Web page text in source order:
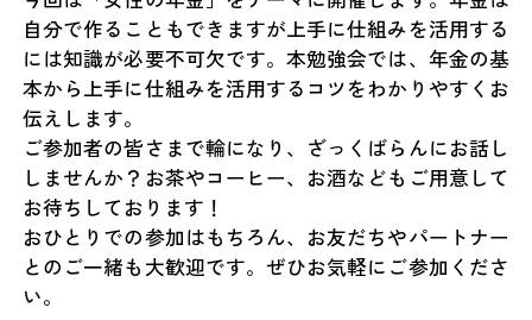
自分で作ることもできますが上手に仕組みを活用する
には知識が必要不可欠です。本勉強会では、年金の基
本から上手に仕組みを活用するコツをわかりやすくお
伝えします。
ご参加者の皆さまで輪になり、ざっくばらんにお話し
しませんか？お茶やコーヒー、お酒などもご用意して
お待ちしております！
おひとりでの参加はもちろん、お友だちやパートナー
とのご一緒も大歓迎です。ぜひお気軽にご参加くださ
い。